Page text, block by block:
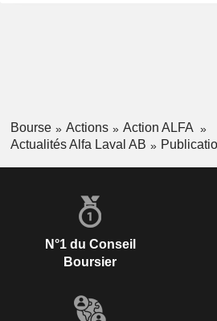
Bourse Actions
Action ALFA
Actualités Alfa Laval AB
N°1 du Conseil
Boursier